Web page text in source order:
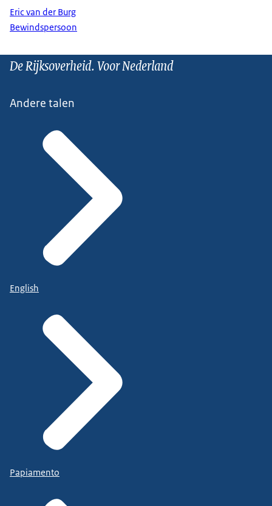
Eric van der Burg
Bewindspersoon
De Rijksoverheid. Voor Nederland
Andere talen
English
Papiamento